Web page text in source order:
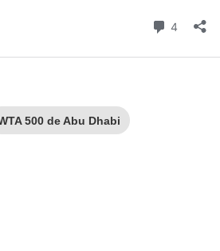
500 de Abu Dhabi